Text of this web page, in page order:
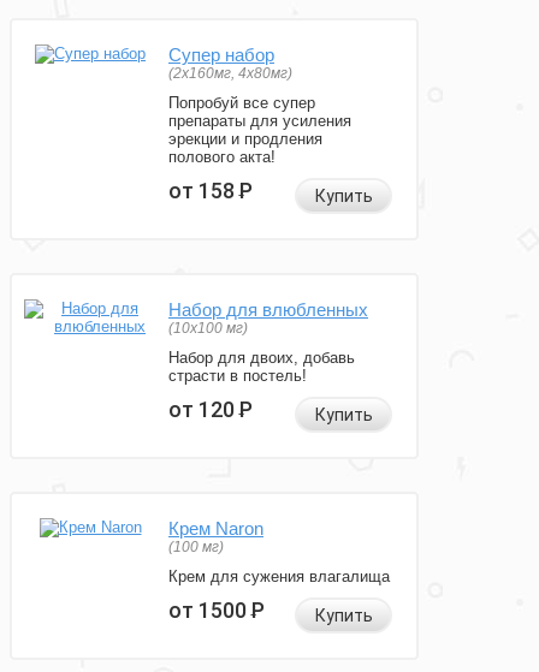
Супер набор
(2х160мг, 4х80мг)
Попробуй все супер
препараты для усиления
эрекции и продления
полового акта!
от 158Р Купить
Набор для влюбленных
(10х100 мг)
Набор для двоих, добавь
страсти в постель!
от 120Р Купить
Крем Naron
(100 мг)
Крем для сужения влагалища
от 1500Р Купить